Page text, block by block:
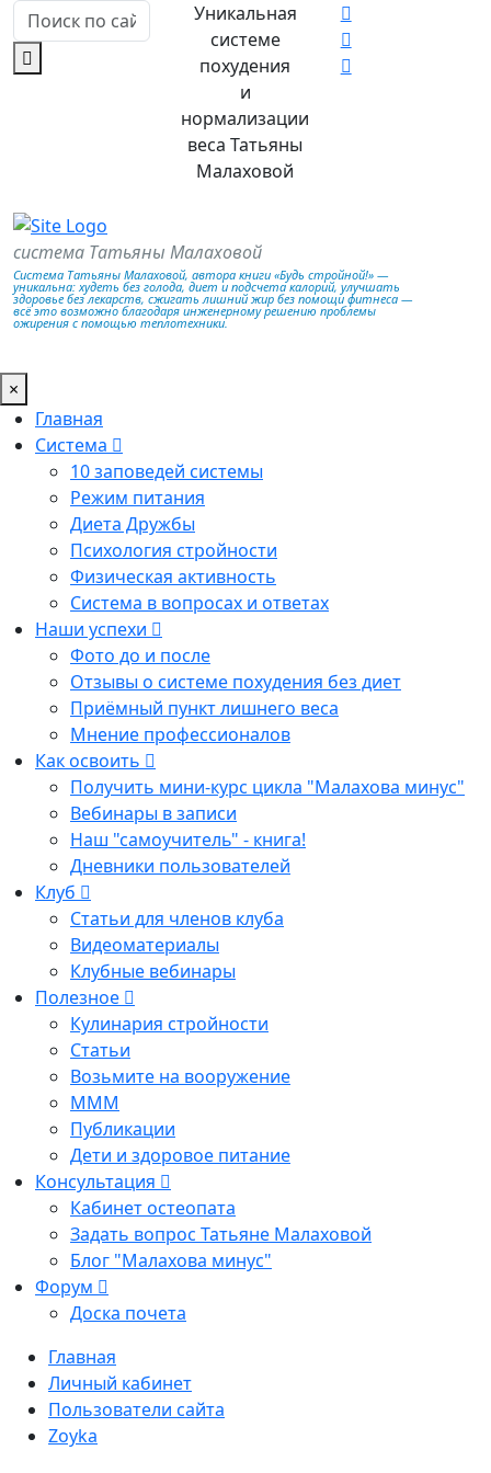
Уникальная
системе
похудения
и
нормализации
веса Татьяны
Малаховой
система Татьяны Малаховой
Система Татьяны Малаховой, автора книги «Будь стройной!» —
уникальна: худеть без голода, диет и подсчета калорий, улучшать
здоровье без лекарств, сжигать лишний жир без помощи фитнеса —
всё это возможно благодаря инженерному решению проблемы
ожирения с помощью теплотехники.
×
Главная
Система
10 заповедей системы
Режим питания
Диета Дружбы
Психология стройности
Физическая активность
Система в вопросах и ответах
Наши успехи
Фото до и после
Отзывы о системе похудения без диет
Приёмный пункт лишнего веса
Мнение профессионалов
Как освоить
Получить мини-курс цикла "Малахова минус"
Вебинары в записи
Наш "самоучитель" - книга!
Дневники пользователей
Клуб
Статьи для членов клуба
Видеоматериалы
Клубные вебинары
Полезное
Кулинария стройности
Статьи
Возьмите на вооружение
МММ
Публикации
Дети и здоровое питание
Консультация
Кабинет остеопата
Задать вопрос Татьяне Малаховой
Блог "Малахова минус"
Форум
Доска почета
Главная
Личный кабинет
Пользователи сайта
Zoyka